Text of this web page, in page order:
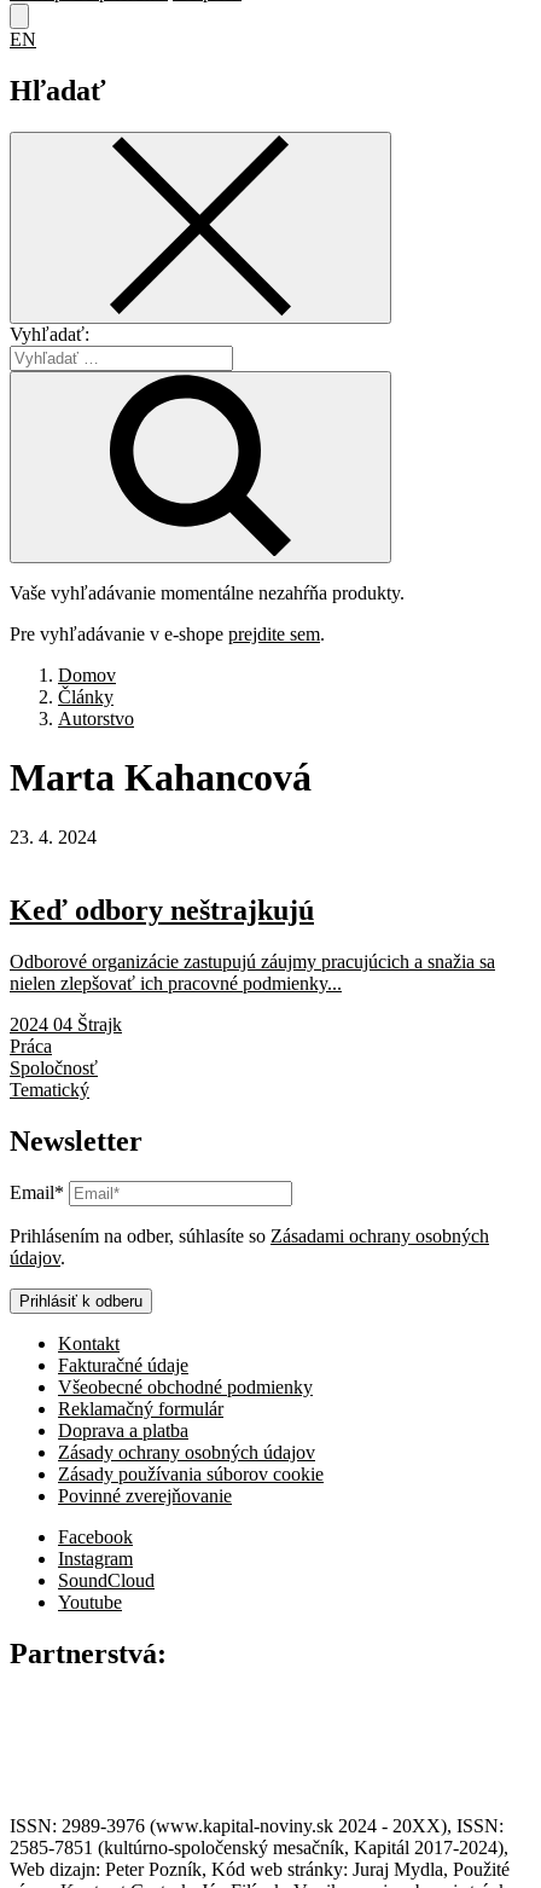
EN
Hľadať
Vyhľadať:
Vaše vyhľadávanie momentálne nezahŕňa produkty.
Pre vyhľadávanie v e-shope prejdite sem.
Domov
Články
Autorstvo
Marta Kahancová
23. 4. 2024
Keď odbory neštrajkujú
Odborové organizácie zastupujú záujmy pracujúcich a snažia sa
nielen zlepšovať ich pracovné podmienky...
2024 04 Štrajk
Práca
Spoločnosť
Tematický
Newsletter
Email*
Prihlásením na odber, súhlasíte so Zásadami ochrany osobných
údajov.
Prihlásiť k odberu
Kontakt
Fakturačné údaje
Všeobecné obchodné podmienky
Reklamačný formulár
Doprava a platba
Zásady ochrany osobných údajov
Zásady používania súborov cookie
Povinné zverejňovanie
Facebook
Instagram
SoundCloud
Youtube
Partnerstvá:
ISSN: 2989-3976 (www.kapital-noviny.sk 2024 - 20XX), ISSN:
2585-7851 (kultúrno-spoločenský mesačník, Kapitál 2017-2024),
Web dizajn: Peter Pozník, Kód web stránky: Juraj Mydla, Použité